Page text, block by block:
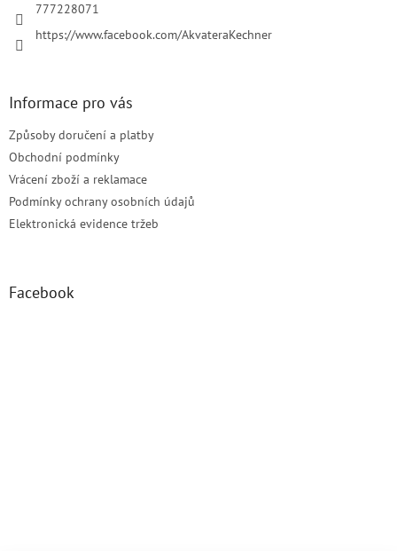
777228071
https://www.facebook.com/AkvateraKechner
Informace pro vás
Způsoby doručení a platby
Obchodní podmínky
Vrácení zboží a reklamace
Podmínky ochrany osobních údajů
Elektronická evidence tržeb
Facebook